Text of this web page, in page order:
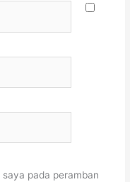
pada peramban